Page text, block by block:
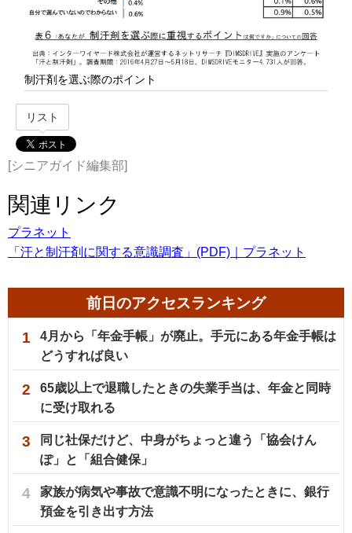
制汗剤を選ぶ際のポイント
リスト
[シニアガイド編集部]
関連リンク
プラネット
「汗と制汗剤に関する意識調査」(PDF)｜プラネット
前日のアクセスランキング
1
4月から「年金手帳」が廃止。手元にある年金手帳は
どうすれば良い
2
65歳以上で退職したときの失業手当は、年金と同時
に受け取れる
3
同じ社保だけど、中身がちょっと違う「協会けん
ぽ」と「組合健保」
4
家族が病気や事故で意識不明になったときに、銀行
預金を引き出す方法